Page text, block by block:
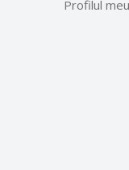
Profilul meu